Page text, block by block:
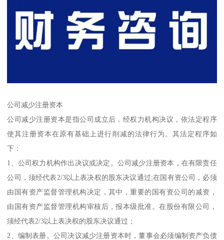
公司减少注册资本
公司减少注册资本是指公司成立后，经权力机构决议，依法定程序
使其注册资本在原有基础上进行削减的法律行为。其法定程序如
下：
1、公司权力机构作出决议或决定。公司减少注册资本，在有限责任
公司，须经代表2/3以上表决权的股东决议通过;在国有资公司，必须
由国有资产监督管理机构决定，其中，重要的国有资公司的减资，
由国有资产监督管理机构审核后，报本级批准。在股份有限公司，
须经代表2/3以上表决权的股东决议通过；
2、编制表册。公司决议减少注册资本时，董事会必须编制资产负债